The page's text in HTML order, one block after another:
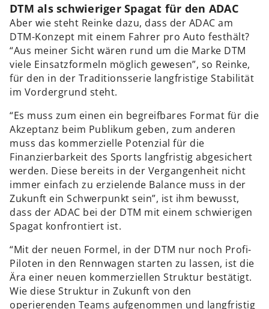
DTM als schwieriger Spagat für den ADAC
Aber wie steht Reinke dazu, dass der ADAC am
DTM-Konzept mit einem Fahrer pro Auto festhält?
“Aus meiner Sicht wären rund um die Marke DTM
viele Einsatzformeln möglich gewesen”, so Reinke,
für den in der Traditionsserie langfristige Stabilität
im Vordergrund steht.
“Es muss zum einen ein begreifbares Format für die
Akzeptanz beim Publikum geben, zum anderen
muss das kommerzielle Potenzial für die
Finanzierbarkeit des Sports langfristig abgesichert
werden. Diese bereits in der Vergangenheit nicht
immer einfach zu erzielende Balance muss in der
Zukunft ein Schwerpunkt sein”, ist ihm bewusst,
dass der ADAC bei der DTM mit einem schwierigen
Spagat konfrontiert ist.
“Mit der neuen Formel, in der DTM nur noch Profi-
Piloten in den Rennwagen starten zu lassen, ist die
Ära einer neuen kommerziellen Struktur bestätigt.
Wie diese Struktur in Zukunft von den
operierenden Teams aufgenommen und langfristig